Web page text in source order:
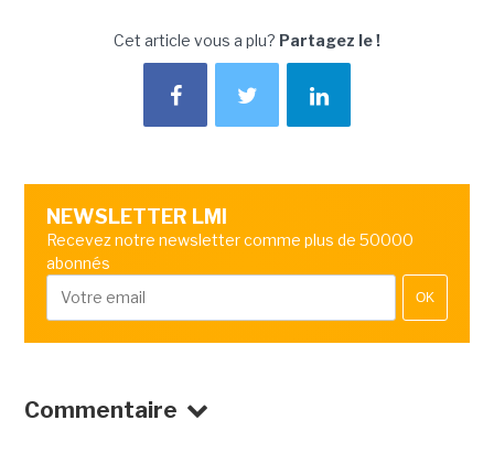
Cet article vous a plu? Partagez le !
NEWSLETTER LMI
Recevez notre newsletter comme plus de 50000
abonnés
OK
Commentaire